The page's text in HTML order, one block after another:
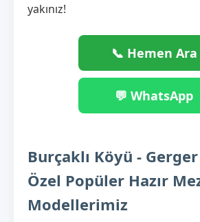
yakınız!
📞 Hemen Ara
💬 WhatsApp
Burçaklı Köyü -
Özel Popüler Hazır
Modellerimiz